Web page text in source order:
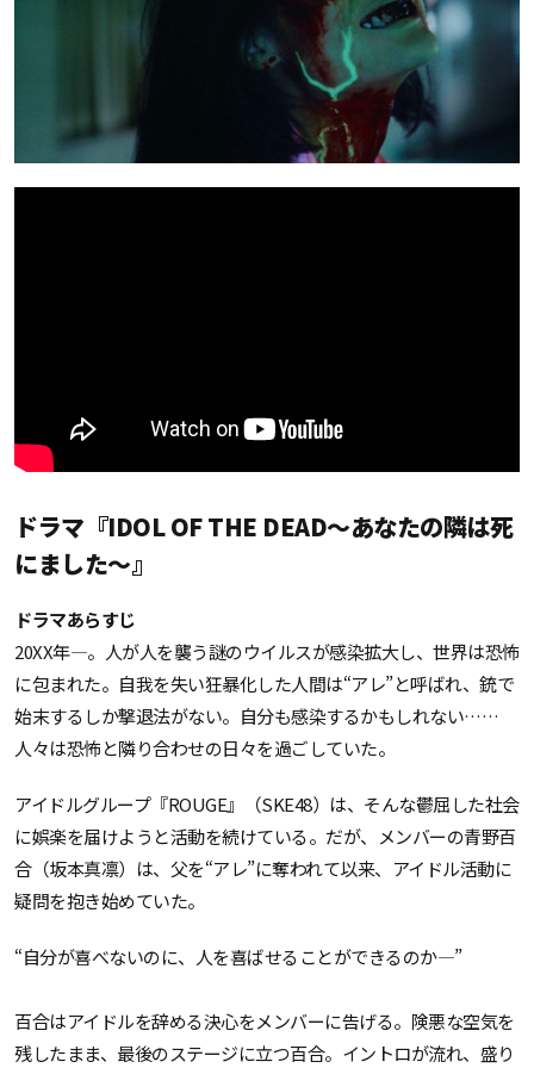
ドラマ『IDOL OF THE DEAD〜あなたの隣は死
にました〜』
ドラマあらすじ
20XX年—。人が人を襲う謎のウイルスが感染拡大し、世界は恐怖
に包まれた。自我を失い狂暴化した人間は“アレ”と呼ばれ、銃で
始末するしか撃退法がない。自分も感染するかもしれない……
人々は恐怖と隣り合わせの日々を過ごしていた。
アイドルグループ『ROUGE』（SKE48）は、そんな鬱屈した社会
に娯楽を届けようと活動を続けている。だが、メンバーの青野百
合（坂本真凛）は、父を“アレ”に奪われて以来、アイドル活動に
疑問を抱き始めていた。
“自分が喜べないのに、人を喜ばせることができるのか―”
百合はアイドルを辞める決心をメンバーに告げる。険悪な空気を
残したまま、最後のステージに立つ百合。イントロが流れ、盛り